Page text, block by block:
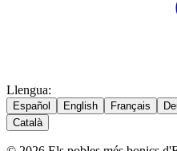
Llengua:
Español English Français
Català